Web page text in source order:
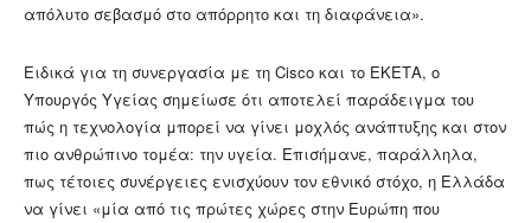
απόλυτο σεβασμό στο απόρρητο και τη διαφάνεια».
Ειδικά για τη συνεργασία με τη Cisco και το ΕΚΕΤΑ, ο
Υπουργός Υγείας σημείωσε ότι αποτελεί παράδειγμα του
πώς η τεχνολογία μπορεί να γίνει μοχλός ανάπτυξης και στον
πιο ανθρώπινο τομέα: την υγεία. Επισήμανε, παράλληλα,
πως τέτοιες συνέργειες ενισχύουν τον εθνικό στόχο, η Ελλάδα
να γίνει «μία από τις πρώτες χώρες στην Ευρώπη που